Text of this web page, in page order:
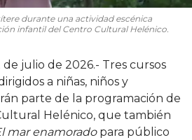
durante una actividad escénica
infantil del Centro Cultural Helénico.
julio de 2026.- Tres cursos
a niñas, niños y
parte de la programación de
Helénico, que también
mar enamoradopara público